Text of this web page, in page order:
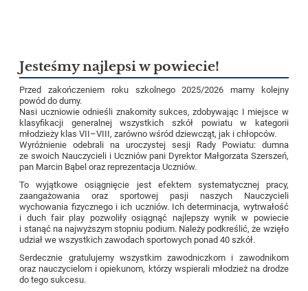
Jesteśmy najlepsi w powiecie!
Przed zakończeniem roku szkolnego 2025/2026 mamy kolejny
powód do dumy.
Nasi uczniowie odnieśli znakomity sukces, zdobywając I miejsce w
klasyfikacji generalnej wszystkich szkół powiatu w kategorii
młodzieży klas VII–VIII, zarówno wśród dziewcząt, jak i chłopców.
Wyróżnienie odebrali na uroczystej sesji Rady Powiatu: dumna
ze swoich Nauczycieli i Uczniów pani Dyrektor Małgorzata Szerszeń,
pan Marcin Bąbel oraz reprezentacja Uczniów.
To wyjątkowe osiągnięcie jest efektem systematycznej pracy,
zaangażowania oraz sportowej pasji naszych Nauczycieli
wychowania fizycznego i ich uczniów. Ich determinacja, wytrwałość
i duch fair play pozwoliły osiągnąć najlepszy wynik w powiecie
i stanąć na najwyższym stopniu podium. Należy podkreślić, że wzięło
udział we wszystkich zawodach sportowych ponad 40 szkół.
Serdecznie gratulujemy wszystkim zawodniczkom i zawodnikom
oraz nauczycielom i opiekunom, którzy wspierali młodzież na drodze
do tego sukcesu.